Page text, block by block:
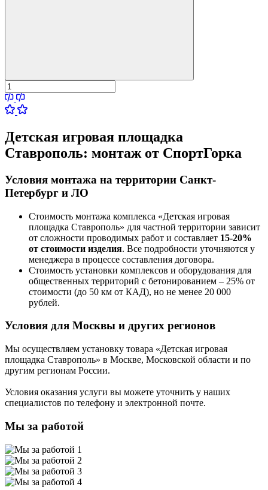
Детская игровая площадка
Ставрополь: монтаж от СпортГорка
Условия монтажа на территории Санкт-
Петербург и ЛО
Стоимость монтажа комплекса «Детская игровая
площадка Ставрополь» для частной территории зависит
от сложности проводимых работ и составляет 15-20%
от стоимости изделия. Все подробности уточняются у
менеджера в процессе составления договора.
Стоимость установки комплексов и оборудования для
общественных территорий с бетонированием – 25% от
стоимости (до 50 км от КАД), но не менее 20 000
рублей.
Условия для Москвы и других регионов
Мы осуществляем установку товара «Детская игровая
площадка Ставрополь» в Москве, Московской области и по
другим регионам России.
Условия оказания услуги вы можете уточнить у наших
специалистов по телефону и электронной почте.
Мы за работой